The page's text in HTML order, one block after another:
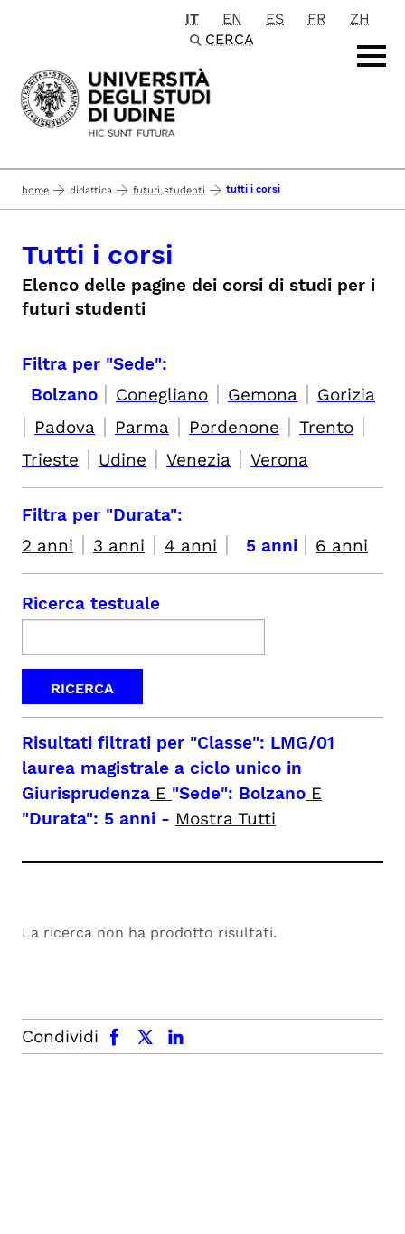
Passa al contenuto principale
IT EN ES FR
ZH
CERCA
home didattica futuri studenti tutti i corsi
Tutti i corsi
Elenco delle pagine dei corsi di studi per i
futuri studenti
Filtra per "Sede":
Bolzano | Conegliano | Gemona | Gorizia
| Padova | Parma | Pordenone | Trento |
Trieste | Udine | Venezia | Verona
Filtra per "Durata":
2 anni | 3 anni | 4 anni | 5 anni | 6 anni
Ricerca testuale
Risultati filtrati per "Classe": LMG/01
laurea magistrale a ciclo unico in
Giurisprudenza E "Sede": Bolzano E
"Durata": 5 anni - Mostra Tutti
La ricerca non ha prodotto risultati.
Condividi
facebook x.com linkedin